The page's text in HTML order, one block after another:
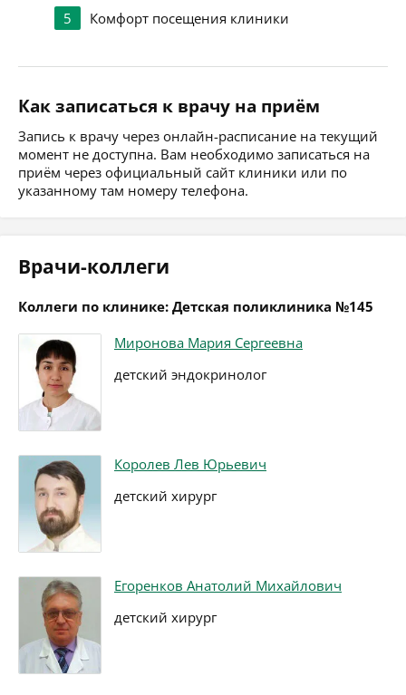
5
Комфорт посещения клиники
Как записаться к врачу на приём
Запись к врачу через онлайн-расписание на текущий
момент не доступна. Вам необходимо записаться на
приём через официальный сайт клиники или по
указанному там номеру телефона.
Врачи-коллеги
Коллеги по клинике: Детская поликлиника №145
Миронова Мария Сергеевна
детский эндокринолог
Королев Лев Юрьевич
детский хирург
Егоренков Анатолий Михайлович
детский хирург